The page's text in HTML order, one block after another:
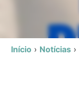
Início › Notícias ›